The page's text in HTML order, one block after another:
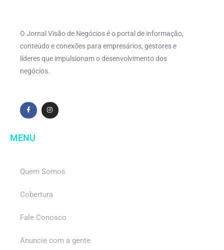
O Jornal Visão de Negócios é o portal de informação,
conteúdo e conexões para empresários, gestores e
líderes que impulsionam o desenvolvimento dos
negócios.
MENU
Quem Somos
Cobertura
Fale Conosco
Anuncie com a gente